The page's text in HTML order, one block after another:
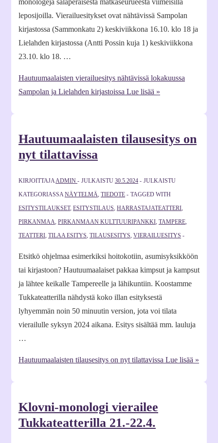
leposijoilla. Vierailuesitykset ovat nähtävissä Sampolan
kirjastossa (Sammonkatu 2) keskiviikkona 16.10. klo 18 ja
Lielahden kirjastossa (Antti Possin kuja 1) keskiviikkona
23.10. klo 18. …
Hautuumaalaisten vierailuesitys nähtävissä lokakuussa
Sampolan ja Lielahden kirjastoissa Lue lisää »
Hautuumaalaisten tilausesitys on
nyt tilattavissa
KIRJOITTAJAADMIN JULKAISTU 30.5.2024
JULKAISTU
KATEGORIASSANÄYTELMÄ, TIEDOTE
TAGGED WITH
ESITYSTILAUKSET, ESITYSTILAUS, HARRASTAJATEATTERI,
PIRKANMAA, PIRKANMAAN KULTTUURIPANKKI, TAMPERE,
TEATTERI, TILAA ESITYS, TILAUSESITYS, VIERAILUESITYS
Etsitkö ohjelmaa esimerkiksi hoitokotiin, asumisyksikköön
tai kirjastoon? Hautuumaalaiset pakkaa kimpsut ja kampsut
ja lähtee keikalle Tampereelle ja lähikuntiin. Koostamme
Tukkateatterilla nähdystä koko illan esityksestä
lyhyemmän noin 50 minuutin version, jota voi tilata
vierailulle syksyn 2024 aikana. Esitys sisältää mm. lauluja
…
Hautuumaalaisten tilausesitys on nyt tilattavissa Lue lisää »
Klovni-monologi vierailee
Tukkateatterilla 21.-22.4.